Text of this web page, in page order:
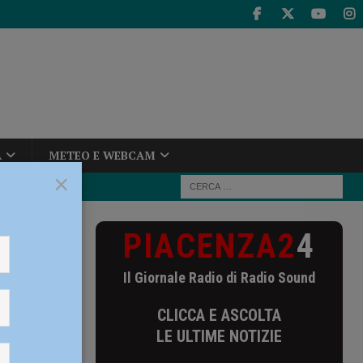
METEO E WEBCAM
a lavoro
PIACENZA24
Il Giornale Radio di Radio Sound
CLICCA E ASCOLTA
LE ULTIME NOTIZIE
×